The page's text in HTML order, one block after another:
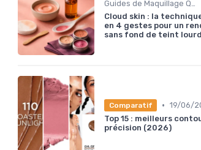
Cloud skin : la
en 4 gestes pour un
sans fond de teint lourd
Comparatif • 19/06/
Top 15 : meilleurs
précision (2026)